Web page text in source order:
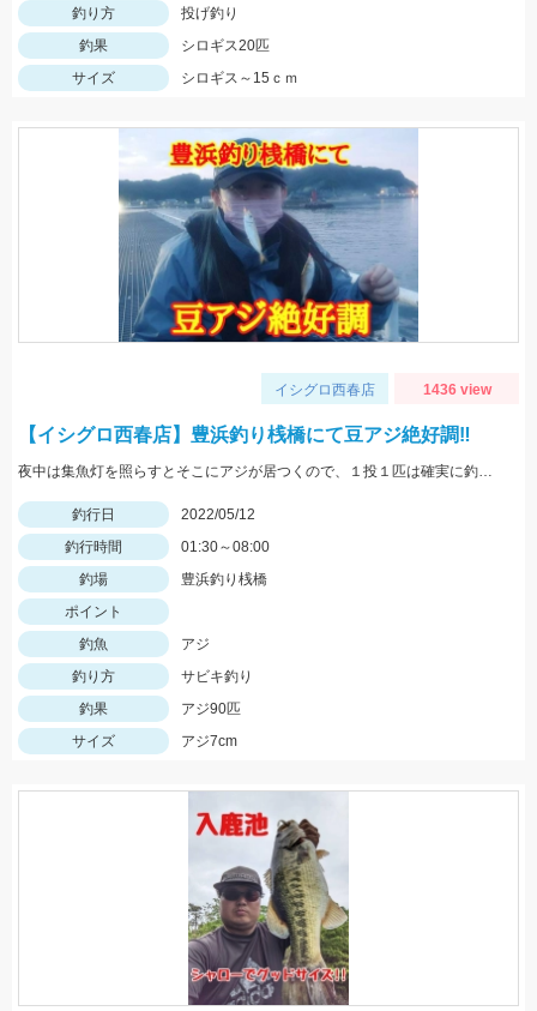
釣り方
投げ釣り
釣果
シロギス20匹
サイズ
シロギス～15ｃｍ
イシグロ西春店 1436 view
【イシグロ西春店】豊浜釣り桟橋にて豆アジ絶好調‼
夜中は集魚灯を照らすとそこにアジが居つくので、１投１匹は確実に釣れますよ♪
釣行日
2022/05/12
釣行時間
01:30～08:00
釣場
豊浜釣り桟橋
ポイント
釣魚
アジ
釣り方
サビキ釣り
釣果
アジ90匹
サイズ
アジ7cm